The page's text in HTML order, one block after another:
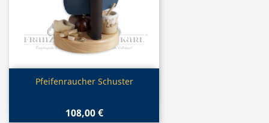
Vorschau
Pfeifenraucher Schuster
108,00 €